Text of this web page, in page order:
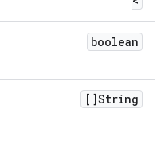
boolean
String[]